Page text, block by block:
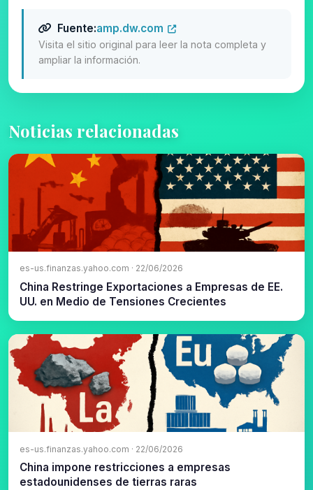
Fuente:amp.dw.com
Visita el sitio original para leer la nota completa y
ampliar la información.
Noticias relacionadas
es-us.finanzas.yahoo.com · 22/06/2026
China Restringe Exportaciones a Empresas de EE.
UU. en Medio de Tensiones Crecientes
es-us.finanzas.yahoo.com · 22/06/2026
China impone restricciones a empresas
estadounidenses de tierras raras